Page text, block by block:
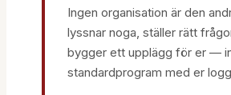
Ingen organisation är den
lyssnar noga, ställer rätt
bygger ett upplägg för er —
standardprogram med er